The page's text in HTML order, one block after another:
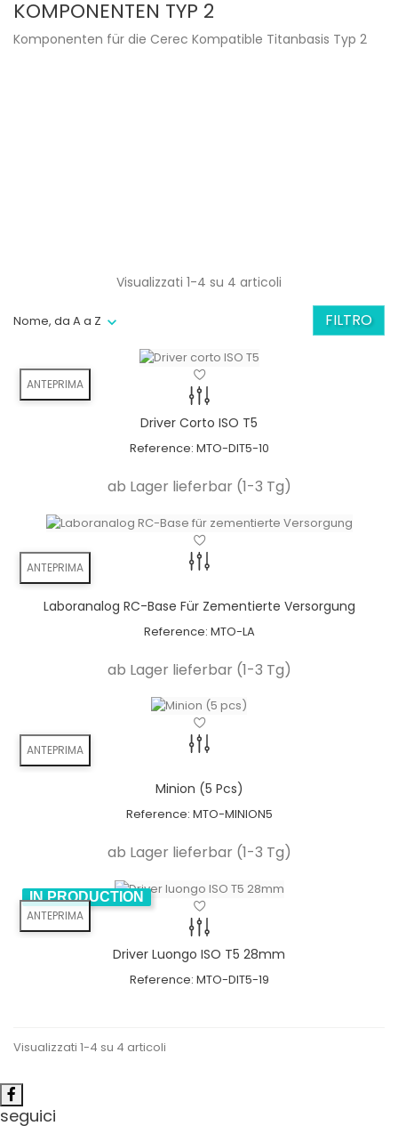
available in 11° & 22°
Nuova tendenza
ceramica
Niente più residui di cemento
minimizes the risk
available in 11° & 22°
angulation
KOMPONENTEN TYP 2
Komponenten für die Cerec Kompatible Titanbasis Typ 2
Nome, da A a Z FILTRO
Visualizzati 1-4 su 4 articoli
ANTEPRIMA
Driver Corto ISO T5
Reference: MTO-DIT5-10
ab Lager lieferbar (1-3 Tg)
ANTEPRIMA
Laboranalog RC-Base Für Zementierte Versorgung
Reference: MTO-LA
ab Lager lieferbar (1-3 Tg)
ANTEPRIMA
Minion (5 Pcs)
Reference: MTO-MINION5
ab Lager lieferbar (1-3 Tg)
ANTEPRIMA
IN PRODUCTION
Driver Luongo ISO T5 28mm
Reference: MTO-DIT5-19
Visualizzati 1-4 su 4 articoli
seguici